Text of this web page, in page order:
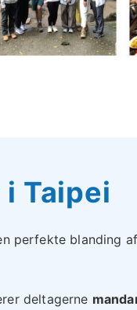
Taipei
perfekte blanding
deltagerne